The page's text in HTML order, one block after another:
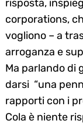
risposta,
corporations,
vogliono – a
arroganza e
Ma parlando di
darsi “una
rapporti con i
Cola è niente